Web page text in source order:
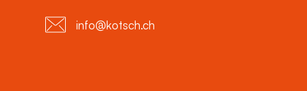
info@kotsch.ch